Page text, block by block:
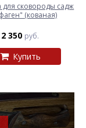
для сковороды садж
(кованая)
2 350 руб.
Купить